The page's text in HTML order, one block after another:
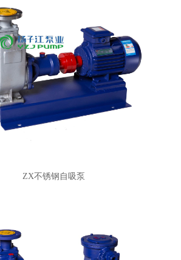
ZX不锈钢自吸泵